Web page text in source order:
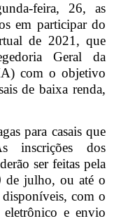
feira, 26, as
em participar do
de 2021, que
Geral da
com o objetivo
de baixa renda,
para casais que
inscrições dos
ser feitas pela
de julho, ou até o
disponíveis, com o
e envio